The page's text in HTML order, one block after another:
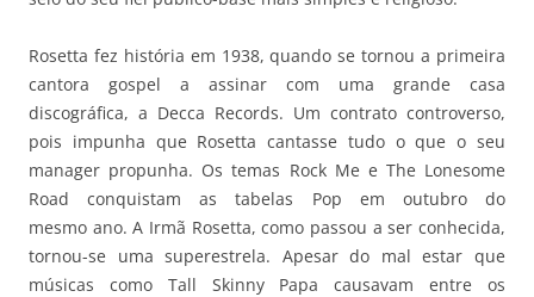
Rosetta fez história em 1938, quando se tornou a primeira
cantora gospel a assinar com uma grande casa
discográfica, a Decca Records. Um contrato controverso,
pois impunha que Rosetta cantasse tudo o que o seu
manager propunha. Os temas Rock Me e The Lonesome
Road conquistam as tabelas Pop em outubro do
mesmo ano. A Irmã Rosetta, como passou a ser conhecida,
tornou-se uma superestrela. Apesar do mal estar que
músicas como Tall Skinny Papa causavam entre os